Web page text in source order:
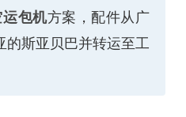
运包机方案，配件从广
的斯亚贝巴并转运至工